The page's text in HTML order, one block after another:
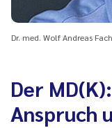
Dr. med. Wolf Andreas Fach
Der
Anspruch